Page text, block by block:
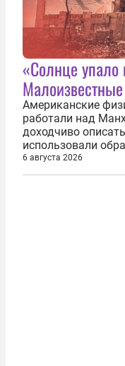
«Солнце
Американские
работали над
доходчиво
использовали
тысячи солнц
японских городов
6 августа 2026